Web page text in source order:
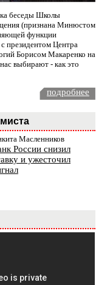
беседы Школы
(признана Минюстом
функции
президентом Центра
Борисом Макаренко на
выбирают - как это
подробнее
Масленников
России снизил
и ужесточил